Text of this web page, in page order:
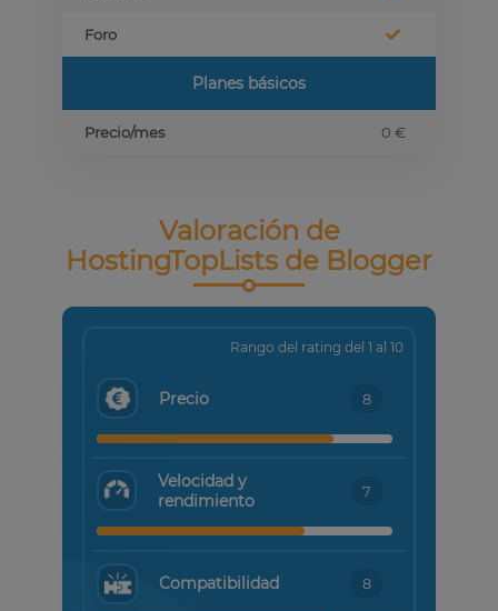
Foro
Planes básicos
Precio/mes 0 €
Valoración de
HostingTopLists de Blogger
Rango del rating del 1 al 10
Precio 8
Velocidad y
rendimiento
7
Compatibilidad 8